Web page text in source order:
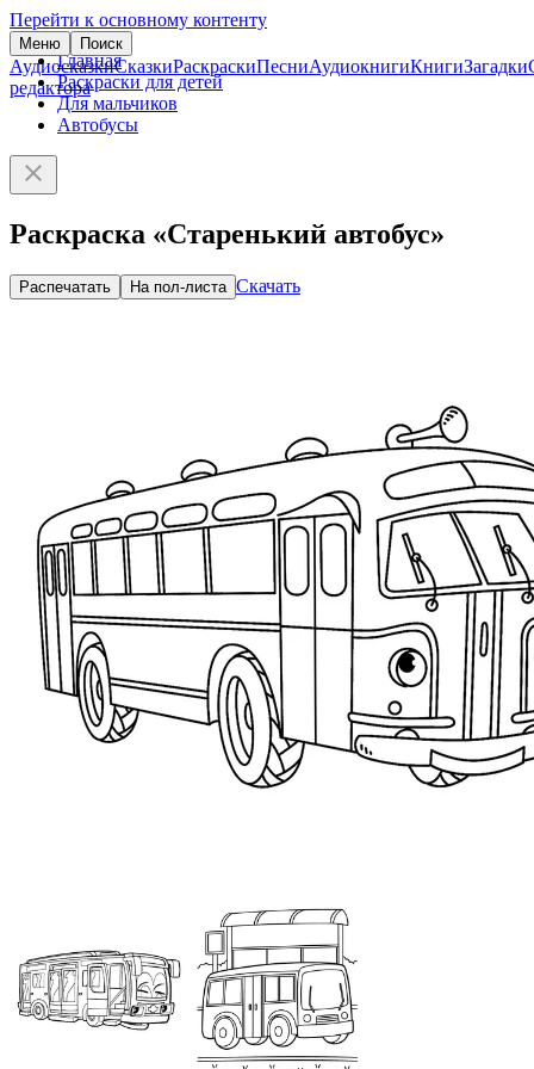
Перейти к основному контенту
Меню Поиск
АудиосказкиСказкиРаскраскиПесниАудиокнигиКнигиЗагадки
редактора
Главная
Раскраски для детей
Для мальчиков
Автобусы
Раскраска «Старенький автобус»
Распечатать На пол-листа Скачать